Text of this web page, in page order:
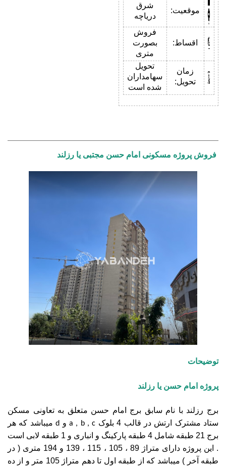
موقعیت:
شرق
دریاچه
اقساط:
فروش
بصورت
متری
زمان
تحویل:
تحویل
سهامداران
شده است
فروش پروژه مسکونی امام حسن مجتبی یا رزلند
توضیحات
پروژه امام حسن یا رزلند
برج رزلند با نام سابق برج امام حسن متعلق به تعاونی مسکن
ستاد مشترک ارتش در قالب 4 بلوک
a , b , c و d میباشد که هر
برج 21 طبقه شامل 4 طبقه پارکینگ و انباری و 1 طبقه لابی است
. این پروژه دارای متراژ 89 ، 105 ، 115 ، 139 و 194 متری ( در
طبقه آخر ) میباشد که از طبقه اول تا دهم متراژ 105 متر و از ده